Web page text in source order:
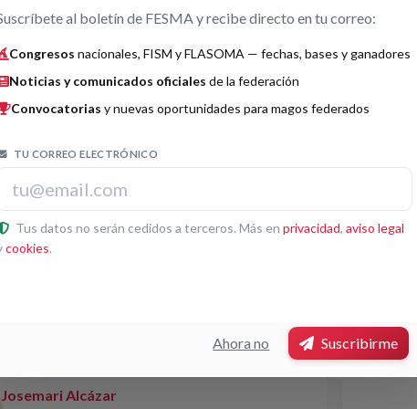
Cómica Histórico
Mago Mino i Arthur
Magia
3
para la infancia
Josemari Alcázar
al boletín de FESMA y recibe directo en tu correo:
Congresos nacionales, FISM y FLASOMA — fechas, bases y ganadores
Noticias y comunicados oficiales de la federación
Convocatorias y nuevas oportunidades para magos federados
TU CORREO ELECTRÓNICO
Tus datos no serán cedidos a terceros. Más en privacidad, aviso legal
cookies.
Ahora no Suscribirme